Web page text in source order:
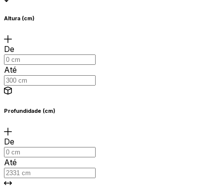
Altura (cm)
De
Até
Profundidade (cm)
De
Até